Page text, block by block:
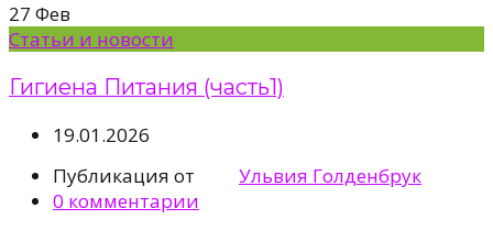
27 Фев
Статьи и новости
Гигиена Питания (часть1)
19.01.2026
Публикация от
Ульвия Голденбрук
0 комментарии